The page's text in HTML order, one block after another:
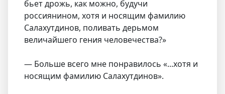
бьет дрожь, как можно, будучи
россиянином, хотя и носящим фамилию
Салахутдинов, поливать дерьмом
величайшего гения человечества?»
— Больше всего мне понравилось «...хотя и
носящим фамилию Салахутдинов».